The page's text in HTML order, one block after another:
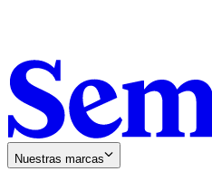
Nuestras marcas